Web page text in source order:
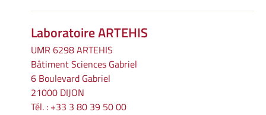
Laboratoire ARTEHIS
UMR 6298 ARTEHIS
Bâtiment Sciences Gabriel
6 Boulevard Gabriel
21000 DIJON
Tél. : +33 3 80 39 50 00